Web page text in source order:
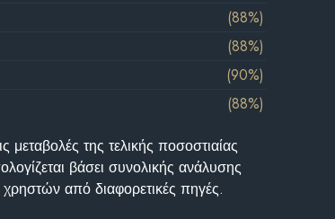
(88%)
(88%)
(90%)
(88%)
μεταβολές της τελικής ποσοστιαίας
βάσει συνολικής ανάλυσης
από διαφορετικές πηγές.